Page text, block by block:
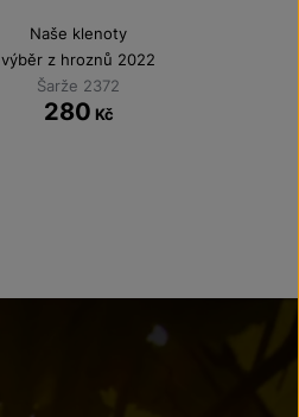
Naše klenoty
výběr z hroznů 2022
Šarže 2372
280 Kč